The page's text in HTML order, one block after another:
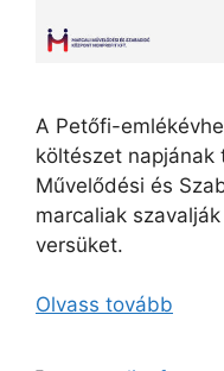
A Petőfi-
költészet napjának
Művelődési és
marcaliak
versüket.
Olvass tovább